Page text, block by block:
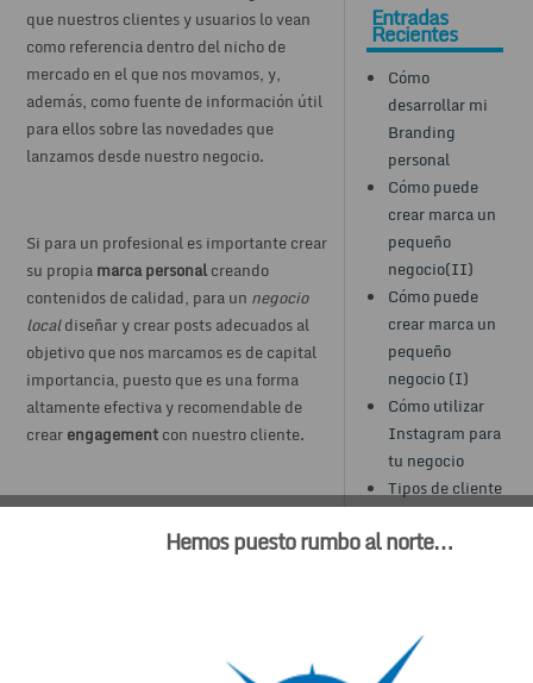
que nuestros clientes y usuarios lo vean
como referencia dentro del nicho de
mercado en el que nos movamos, y,
además, como fuente de información útil
para ellos sobre las novedades que
lanzamos desde nuestro negocio.
Si para un profesional es importante crear
su propiamarca personalcreando
contenidos de calidad, para un negocio
localdiseñar y crear posts adecuados al
objetivo que nos marcamos es de capital
importancia, puesto que es una forma
altamente efectiva y recomendable de
crearengagementcon nuestro cliente.
hora de escribir un post para nuestro
que, de otra manera, el usuario pasará por
Entradas
Recientes
Cómo
desarrollar mi
Branding
personal
Cómo puede
crear marca un
pequeño
negocio(II)
Cómo puede
crear marca un
pequeño
negocio (I)
Cómo utilizar
Instagram para
tu negocio
Tipos de cliente
SEO
El Blog de
Dolores Vela
Hemos puesto rumbo al norte…